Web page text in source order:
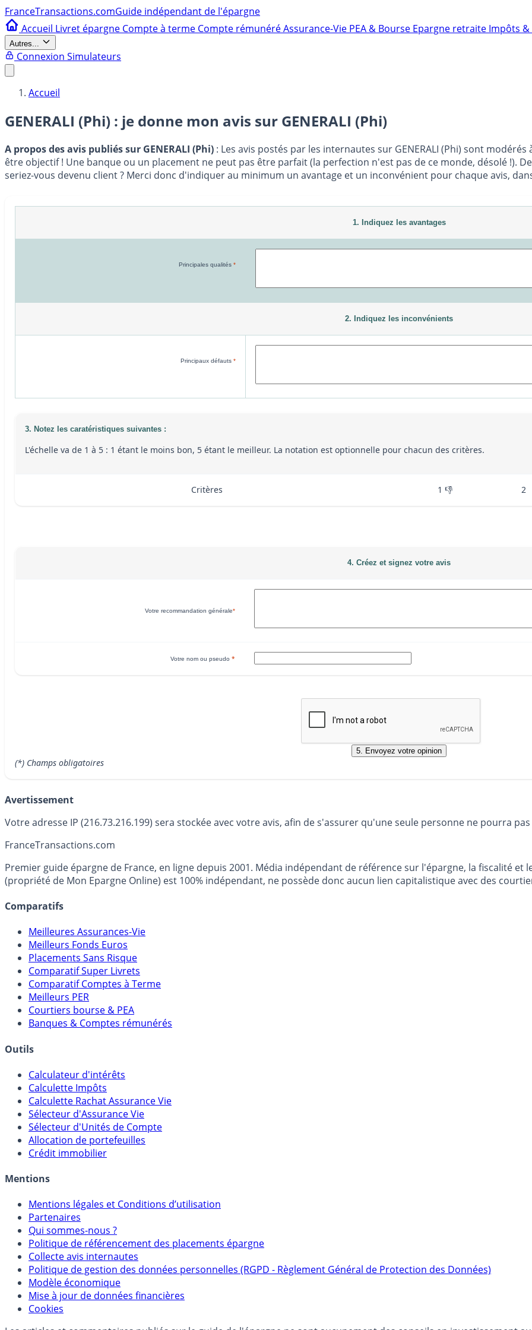
FranceTransactions.comGuide indépendant de l'épargne
Accueil Livret épargne Compte à terme Compte rémunéréAssurance-Vie PEA & Bourse Epargne retraite Impôts &
Autres...
Connexion Simulateurs
Accueil
GENERALI (Phi) : je donne mon avis sur GENERALI (Phi)
A propos des avis publiés sur GENERALI (Phi) : Les avis postés par les internautes sur GENERALI (Phi) sont
être objectif ! Une banque ou un placement ne peut pas être parfait (la perfection n'est pas de ce monde, désolé !).
seriez-vous devenu client ? Merci donc d'indiquer au minimum un avantage et un inconvénient pour chaque avis,
1. Indiquez les avantages
Principales qualités *
2. Indiquez les inconvénients
Principaux défauts *
3. Notez les caratéristiques suivantes :
L'échelle va de 1 à 5 : 1 étant le moins bon, 5 étant le meilleur. La notation est optionnelle pour chacun des critères.
Critères 1 👎 2
4. Créez et signez votre avis
Votre recommandation générale*
Votre nom ou pseudo *
(*) Champs obligatoires
Avertissement
Votre adresse IP (216.73.216.199) sera stockée avec votre avis, afin de s'assurer qu'une seule personne ne pourra
FranceTransactions.com
Premier guide épargne de France, en ligne depuis 2001. Média indépendant de référence sur l'épargne, la fiscalité
(propriété de Mon Epargne Online) est 100% indépendant, ne possède donc aucun lien capitalistique avec des
Comparatifs
Meilleures Assurances-Vie
Meilleurs Fonds Euros
Placements Sans Risque
Comparatif Super Livrets
Comparatif Comptes à Terme
Meilleurs PER
Courtiers bourse & PEA
Banques & Comptes rémunérés
Outils
Calculateur d'intérêts
Calculette Impôts
Calculette Rachat Assurance Vie
Sélecteur d'Assurance Vie
Sélecteur d'Unités de Compte
Allocation de portefeuilles
Crédit immobilier
Mentions
Mentions légales et Conditions d’utilisation
Partenaires
Qui sommes-nous ?
Politique de référencement des placements épargne
Collecte avis internautes
Politique de gestion des données personnelles (RGPD - Règlement Général de Protection des Données)
Modèle économique
Mise à jour de données financières
Cookies